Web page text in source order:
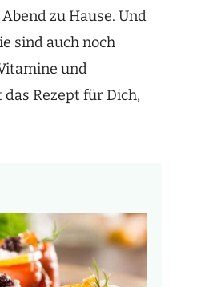
zu Hause. Und
sind auch noch
und
Rezept für Dich,